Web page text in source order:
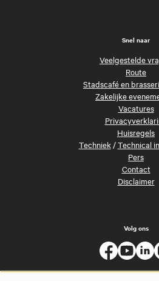
Snel naar
Veelgestelde
Route
Stadscafé en
Zakelijke
Vacatures
Huisregels
Techniek/Technical
Pers
Contact
Disclaimer
Volg ons